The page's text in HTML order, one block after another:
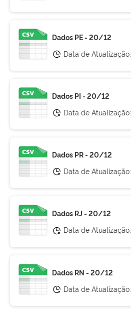
Dados PE - 20/12
Data de Atualização:
Dados PI - 20/12
Data de Atualização:
Dados PR - 20/12
Data de Atualização:
Dados RJ - 20/12
Data de Atualização:
Dados RN - 20/12
Data de Atualização: